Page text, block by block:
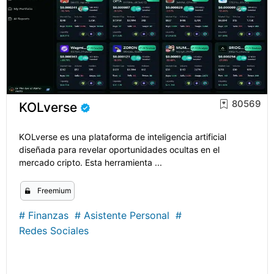
KOLverse 80569
KOLverse es una plataforma de inteligencia artificial
diseñada para revelar oportunidades ocultas en el
mercado cripto. Esta herramienta ...
Freemium
# Finanzas # Asistente Personal #
Redes Sociales